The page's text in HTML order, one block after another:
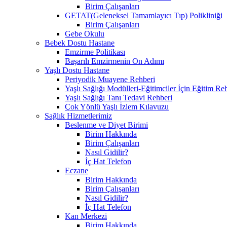
Birim Çalışanları
GETAT(Geleneksel Tamamlayıcı Tıp) Polikliniği
Birim Çalışanları
Gebe Okulu
Bebek Dostu Hastane
Emzirme Politikası
Başarılı Emzirmenin On Adımı
Yaşlı Dostu Hastane
Periyodik Muayene Rehberi
Yaşlı Sağlığı Modülleri-Eğitimciler İçin Eğitim
Yaşlı Sağlığı Tanı Tedavi Rehberi
Çok Yönlü Yaşlı İzlem Kılavuzu
Sağlık Hizmetlerimiz
Beslenme ve Diyet Birimi
Birim Hakkında
Birim Çalışanları
Nasıl Gidilir?
İç Hat Telefon
Eczane
Birim Hakkında
Birim Çalışanları
Nasıl Gidilir?
İç Hat Telefon
Kan Merkezi
Birim Hakkında